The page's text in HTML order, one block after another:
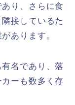
り、さらに食
接しているた
あります。
名であり、落
ーも数多く存